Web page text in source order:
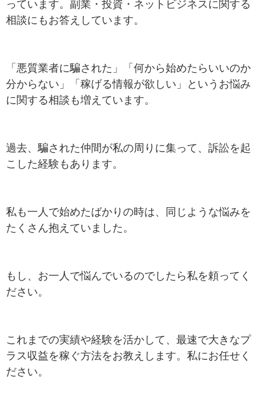
っています。副業・投資・ネットビジネスに関する
相談にもお答えしています。
「悪質業者に騙された」「何から始めたらいいのか
分からない」「稼げる情報が欲しい」というお悩み
に関する相談も増えています。
過去、騙された仲間が私の周りに集って、訴訟を起
こした経験もあります。
私も一人で始めたばかりの時は、同じような悩みを
たくさん抱えていました。
もし、お一人で悩んでいるのでしたら私を頼ってく
ださい。
これまでの実績や経験を活かして、最速で大きなプ
ラス収益を稼ぐ方法をお教えします。私にお任せく
ださい。